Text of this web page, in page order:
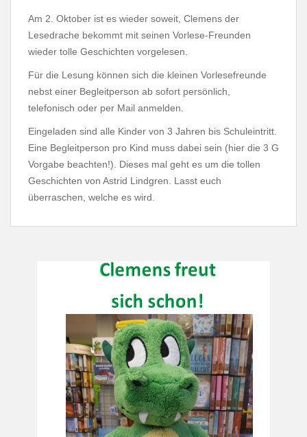
Am 2. Oktober ist es wieder soweit, Clemens der
Lesedrache bekommt mit seinen Vorlese-Freunden
wieder tolle Geschichten vorgelesen.
Für die Lesung können sich die kleinen Vorlesefreunde
nebst einer Begleitperson ab sofort persönlich,
telefonisch oder per Mail anmelden.
Eingeladen sind alle Kinder von 3 Jahren bis Schuleintritt.
Eine Begleitperson pro Kind muss dabei sein (hier die 3 G
Vorgabe beachten!). Dieses mal geht es um die tollen
Geschichten von Astrid Lindgren. Lasst euch
überraschen, welche es wird.